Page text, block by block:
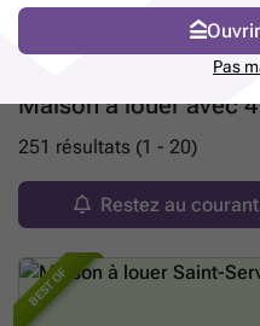
Maison à louer avec
251 résultats (1 - 20)
Restez au
BEST OF
Pas